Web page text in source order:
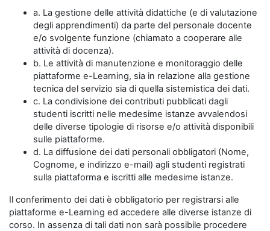
a. La gestione delle attività didattiche (e di valutazione
degli apprendimenti) da parte del personale docente
e/o svolgente funzione (chiamato a cooperare alle
attività di docenza).
b. Le attività di manutenzione e monitoraggio delle
piattaforme e-Learning, sia in relazione alla gestione
tecnica del servizio sia di quella sistemistica dei dati.
c. La condivisione dei contributi pubblicati dagli
studenti iscritti nelle medesime istanze avvalendosi
delle diverse tipologie di risorse e/o attività disponibili
sulle piattaforme.
d. La diffusione dei dati personali obbligatori (Nome,
Cognome, e indirizzo e-mail) agli studenti registrati
sulla piattaforma e iscritti alle medesime istanze.
Il conferimento dei dati è obbligatorio per registrarsi alle
piattaforme e-Learning ed accedere alle diverse istanze di
corso. In assenza di tali dati non sarà possibile procedere